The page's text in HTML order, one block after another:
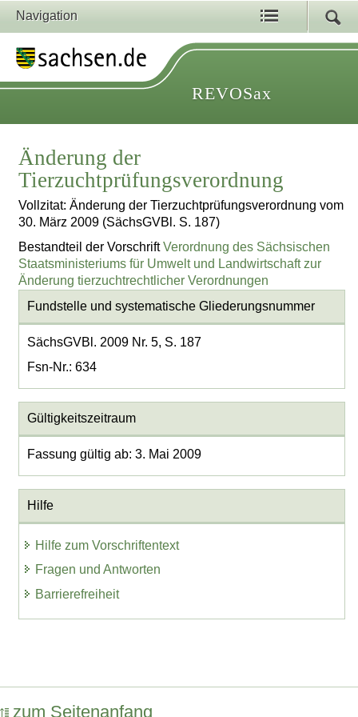
Navigation
REVOSax
Änderung der
Tierzuchtprüfungsverordnung
Vollzitat: Änderung der Tierzuchtprüfungsverordnung vom
30. März 2009 (SächsGVBl. S. 187)
Bestandteil der VorschriftVerordnung des Sächsischen
Staatsministeriums für Umwelt und Landwirtschaft zur
Änderung tierzuchtrechtlicher Verordnungen
Fundstelle und systematische Gliederungsnummer
SächsGVBl. 2009 Nr. 5, S. 187
Fsn-Nr.: 634
Gültigkeitszeitraum
Fassung gültig ab: 3. Mai 2009
Hilfe
Hilfe zum Vorschriftentext
Fragen und Antworten
Barrierefreiheit
zum Seitenanfang